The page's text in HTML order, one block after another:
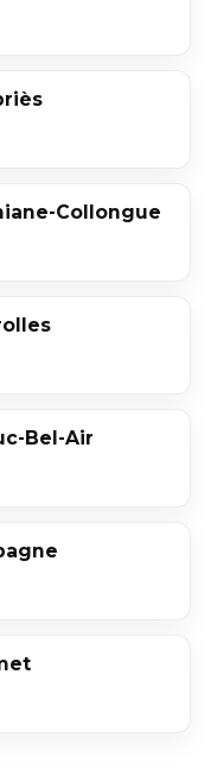
Collongue
Bel-Air